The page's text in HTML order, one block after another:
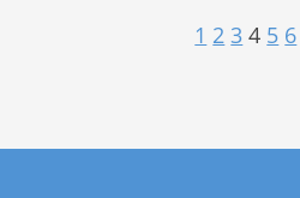
1 2 3 4 5 6